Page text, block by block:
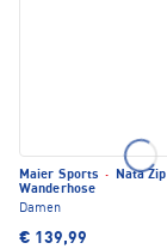
Maier Sports ·
Nata
Wanderhose
Damen
€ 139,99